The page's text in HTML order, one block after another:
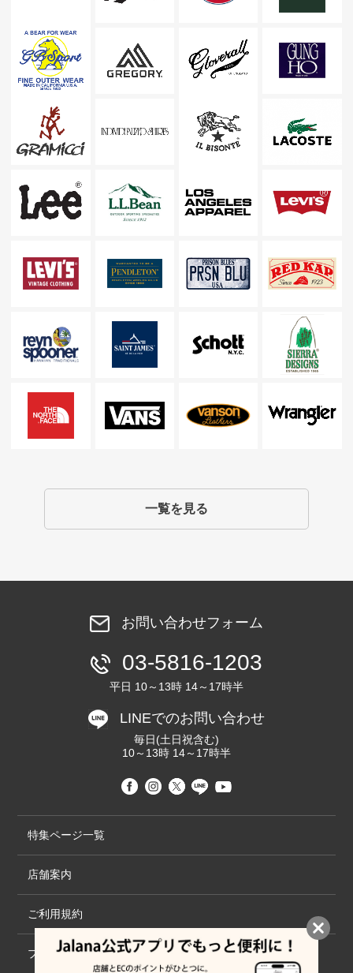
一覧を見る
お問い合わせフォーム
03-5816-1203
平日 10～13時 14～17時半
LINEでのお問い合わせ
毎日(土日祝含む)
10～13時 14～17時半
特集ページ一覧
店舗案内
ご利用規約
プライバシーポリシー